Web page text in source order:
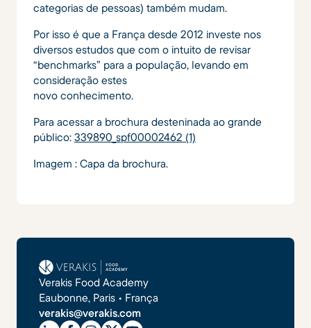
categorias de pessoas) também mudam.
Por isso é que a França desde 2012 investe nos
diversos estudos que com o intuito de revisar
“benchmarks” para a população, levando em
consideração estes
novo conhecimento.
Para acessar a brochura desteninada ao grande
público: 339890_spf00002462 (1)
Imagem : Capa da brochura.
Verakis Food Academy
Eaubonne, Paris • França
verakis@verakis.com